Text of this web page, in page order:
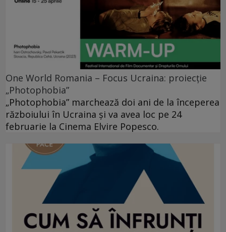
One World Romania – Focus Ucraina: proiecție
„Photophobia”
„Photophobia” marchează doi ani de la începerea
războiului în Ucraina și va avea loc pe 24
februarie la Cinema Elvire Popesco.